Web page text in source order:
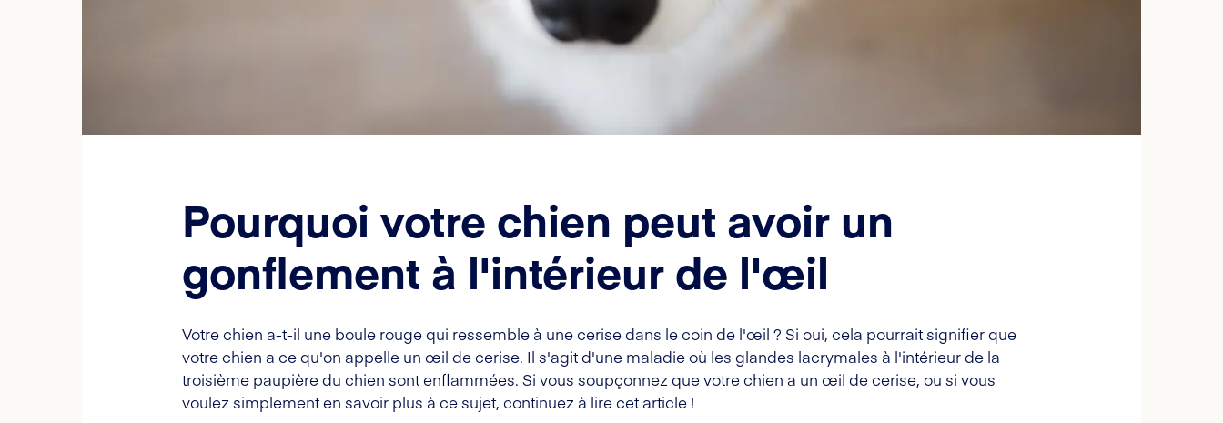
Pourquoi votre chien peut avoir un
gonflement à l'intérieur de l'œil
Votre chien a-t-il une boule rouge qui ressemble à une cerise dans le coin de l'œil ? Si oui, cela pourrait signifier que
votre chien a ce qu'on appelle un œil de cerise. Il s'agit d'une maladie où les glandes lacrymales à l'intérieur de la
troisième paupière du chien sont enflammées. Si vous soupçonnez que votre chien a un œil de cerise, ou si vous
voulez simplement en savoir plus à ce sujet, continuez à lire cet article !